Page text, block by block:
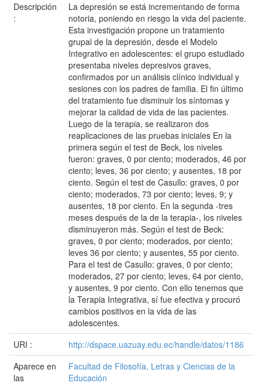
Descripción
:
La depresión se está incrementando de forma
notoria, poniendo en riesgo la vida del paciente.
Esta investigación propone un tratamiento
grupal de la depresión, desde el Modelo
Integrativo en adolescentes: el grupo estudiado
presentaba niveles depresivos graves,
confirmados por un análisis clínico individual y
sesiones con los padres de familia. El fin último
del tratamiento fue disminuir los síntomas y
mejorar la calidad de vida de las pacientes.
Luego de la terapia, se realizaron dos
reaplicaciones de las pruebas iniciales En la
primera según el test de Beck, los niveles
fueron: graves, 0 por ciento; moderados, 46 por
ciento; leves, 36 por ciento; y ausentes, 18 por
ciento. Según el test de Casullo: graves, 0 por
ciento; moderados, 73 por ciento; leves, 9; y
ausentes, 18 por ciento. En la segunda -tres
meses después de la de la terapia-, los niveles
disminuyeron más. Según el test de Beck:
graves, 0 por ciento; moderados, por ciento;
leves 36 por ciento; y ausentes, 55 por ciento.
Para el test de Casullo: graves, 0 por ciento;
moderados, 27 por ciento; leves, 64 por ciento,
y ausentes, 9 por ciento. Con ello tenemos que
la Terapia Integrativa, sí fue efectiva y procuró
cambios positivos en la vida de las
adolescentes.
URI :
http://dspace.uazuay.edu.ec/handle/datos/1186
Aparece en
las
Facultad de Filosofía, Letras y Ciencias de la
Educación